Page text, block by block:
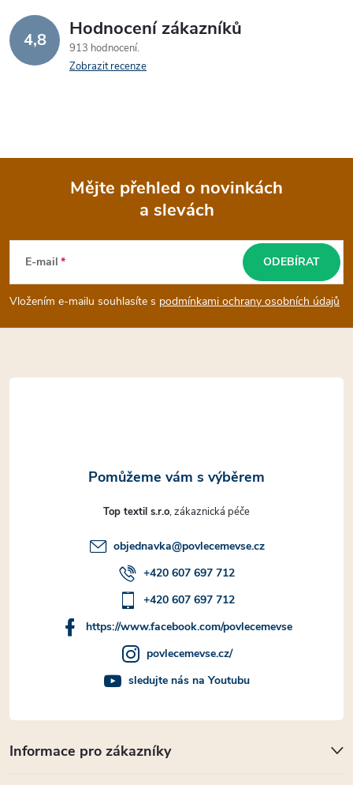
4,8 Hodnocení zákazníků
913 hodnocení
Zobrazit recenze
p
a
t
Mějte přehled o novinkách
a slevách
E-mail
Vložením e-mailu souhlasíte s podmínkami ochrany osobních údajů
ODEBÍRAT
Informace pro zákazníky
Top textil s.r.o
objednavka@povlecemevse.cz
+420 607 697 712
+420 607 697 712
https://www.facebook.com/povlecemevse
povlecemevse.cz/
sledujte nás na Youtubu